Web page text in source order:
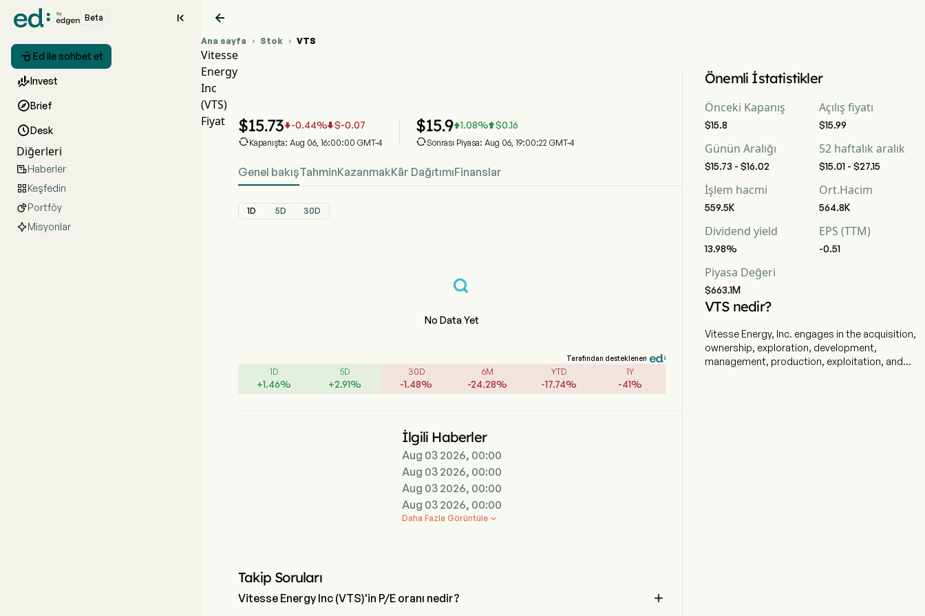
Beta 
 Ed ile sohbet et
Invest
Brief
Desk
Diğerleri
Haberler
Keşfedin
Portföy
Misyonlar

Ana sayfa  Stok  VTS
Vitesse
Energy
Inc
(VTS)
Fiyat
$15.73-0.44% $-0.07
Kapanışta: Aug 06, 16:00:00 GMT-4
$15.91.08% $0.16
Sonrası Piyasa: Aug 06, 19:00:22 GMT-4
Genel bakışTahminKazanmakKâr DağıtımıFinanslar
1D 5D 30D
No Data Yet
Tarafından desteklenen
1D
+1.46%
5D
+2.91%
30D
-1.48%
6M
-24.28%
YTD
-17.74%
1Y
-41%
İlgili Haberler
Aug 03 2026, 00:00
Aug 03 2026, 00:00
Aug 03 2026, 00:00
Aug 03 2026, 00:00

Daha Fazla Görüntüle
Takip Soruları
Vitesse Energy Inc (VTS)'in P/E oranı nedir? 
Önemli İstatistikler
Önceki Kapanış
$15.8
Açılış fiyatı
$15.99
Günün Aralığı
$15.73 - $16.02
52 haftalık aralık
$15.01 - $27.15
İşlem hacmi
559.5K
Ort.Hacim
564.8K
Dividend yield
13.98%
EPS (TTM)
-0.51
Piyasa Değeri
$663.1M
VTS nedir?
Vitesse Energy, Inc. engages in the acquisition,
ownership, exploration, development,
management, production, exploitation, and